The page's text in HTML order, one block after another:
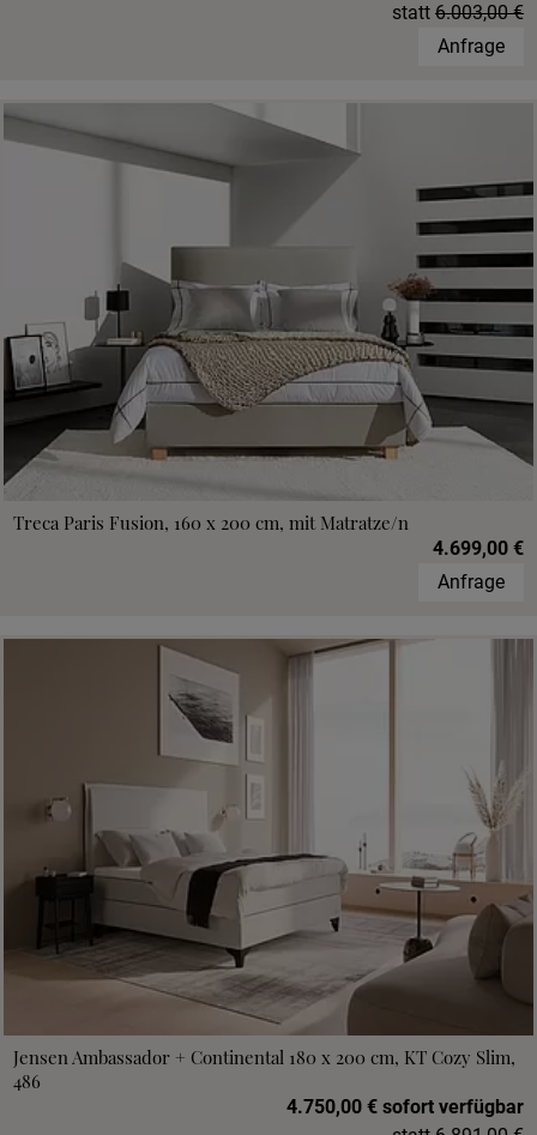
statt 6.003,00 €
Anfrage
Treca Paris Fusion, 160 x 200 cm, mit Matratze/n
4.699,00 €
Anfrage
Jensen Ambassador + Continental 180 x 200 cm, KT Cozy Slim,
486
4.750,00 € sofort verfügbar